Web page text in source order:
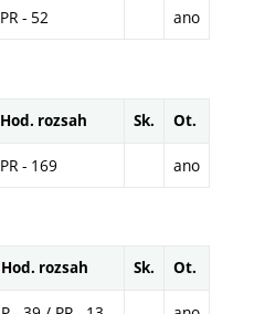
PR - 52 ano
Hod. rozsah Sk. Ot.
PR - 169 ano
Hod. rozsah Sk. Ot.